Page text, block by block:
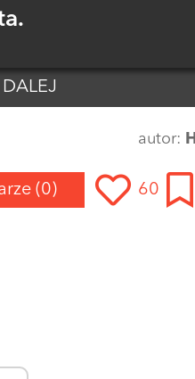
autor:
(0) 60